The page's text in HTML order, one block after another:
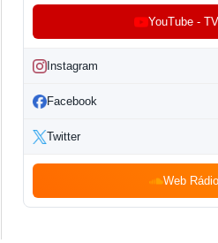
YouTube -
Instagram
Facebook
Twitter
Web